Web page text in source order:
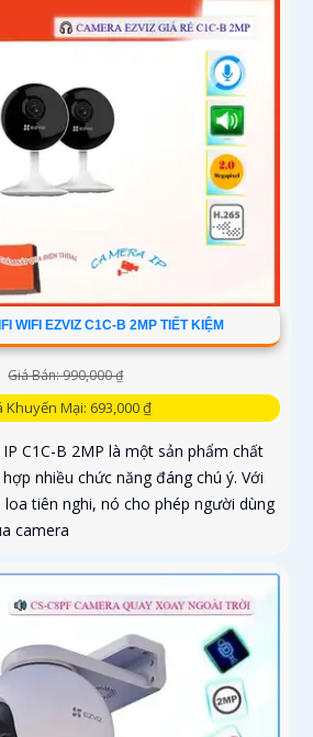
WIFI EZVIZ C1C-B 2MP TIẾT KIỆM
Giá Bán: 990,000 ₫
Khuyến Mại: 693,000 ₫
C1C-B 2MP là một sản phẩm chất
nhiều chức năng đáng chú ý. Với
tiên nghi, nó cho phép người dùng
camera